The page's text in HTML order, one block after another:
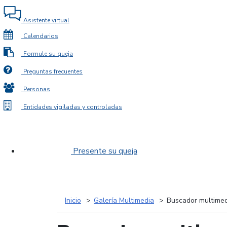
Asistente virtual
Calendarios
Formule su queja
Preguntas frecuentes
Personas
Entidades vigiladas y controladas
Presente su queja
Inicio Galería Multimedia Buscador